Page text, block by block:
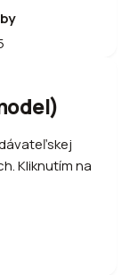
)
Kliknutím na